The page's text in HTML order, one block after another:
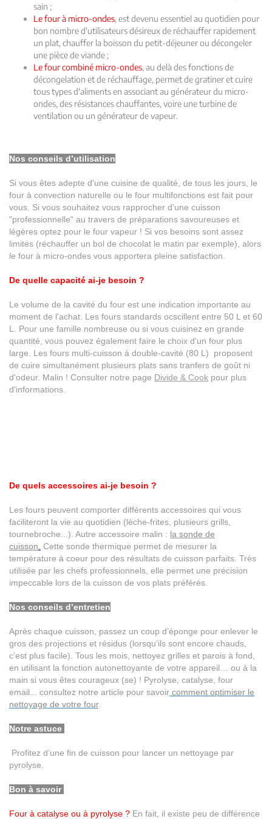
sain ;
Le four à micro-ondes, est devenu essentiel au quotidien pour
bon nombre d'utilisateurs désireux de réchauffer rapidement
un plat, chauffer la boisson du petit-déjeuner ou décongeler
une pièce de viande ;
Le four combiné micro-ondes, au delà des fonctions de
décongelation et de réchauffage, permet de gratiner et cuire
tous types d'aliments en associant au générateur du micro-
ondes, des résistances chauffantes, voire une turbine de
ventilation ou un générateur de vapeur.
Nos conseils d’utilisation
Si vous êtes adepte d'une cuisine de qualité, de tous les jours, le
four à convection naturelle ou le four multifonctions est fait pour
vous. Si vous souhaitez vous rapprocher d'une cuisson
"professionnelle" au travers de préparations savoureuses et
légères optez pour le four vapeur ! Si vos besoins sont assez
limités (réchauffer un bol de chocolat le matin par exemple), alors
le four à micro-ondes vous apportera pleine satisfaction.
De quelle capacité ai-je besoin ?
Le volume de la cavité du four est une indication importante au
moment de l'achat. Les fours standards ocscillent entre 50 L et 60
L. Pour une famille nombreuse ou si vous cuisinez en grande
quantité, vous pouvez également faire le choix d'un four plus
large. Les fours multi-cuisson à double-cavité (80 L) proposent
de cuire simultanément plusieurs plats sans tranfers de goût ni
d'odeur. Malin ! Consulter notre page Divide & Cook pour plus
d'informations.
De quels accessoires ai-je besoin ?
Les fours peuvent comporter différents accessoires qui vous
faciliteront la vie au quotidien (lèche-frites, plusieurs grills,
tournebroche...). Autre accessoire malin : la sonde de
cuisson Cette sonde thermique permet de mesurer la
température à coeur pour des résultats de cuisson parfaits. Très
utilisée par les chefs professionnels, elle permet une précision
impeccable lors de la cuisson de vos plats préférés.
Nos conseils d’entretien
Après chaque cuisson, passez un coup d’éponge pour enlever le
gros des projections et résidus (lorsqu’ils sont encore chauds,
c’est plus facile). Tous les mois, nettoyez grilles et parois à fond,
en utilisant la fonction autonettoyante de votre appareil… ou à la
main si vous êtes courageux (se) ! Pyrolyse, catalyse, four
email... consultez notre article pour savoir comment optimiser le
nettoyage de votre four.
Notre astuce
Profitez d’une fin de cuisson pour lancer un nettoyage par
pyrolyse.
Bon à savoir
Four à catalyse ou à pyrolyse ? En fait, il existe peu de différence